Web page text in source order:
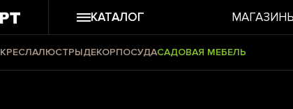
КАТАЛОГ
КРЕСЛАЛЮСТРЫДЕКОРПОСУДАСАДОВАЯ МЕБЕЛЬ